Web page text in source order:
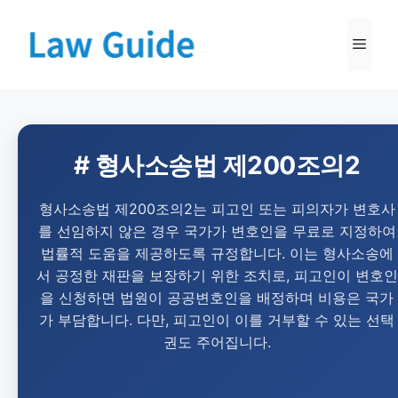
# 형사소송법 제200조의2
형사소송법 제200조의2는 피고인 또는 피의자가 변호사
를 선임하지 않은 경우 국가가 변호인을 무료로 지정하여
법률적 도움을 제공하도록 규정합니다. 이는 형사소송에
서 공정한 재판을 보장하기 위한 조치로, 피고인이 변호인
을 신청하면 법원이 공공변호인을 배정하며 비용은 국가
가 부담합니다. 다만, 피고인이 이를 거부할 수 있는 선택
권도 주어집니다.